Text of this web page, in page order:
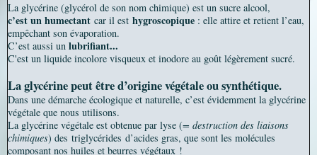
La glycérine (glycérol de son nom chimique) est un sucre alcool,
c’est un humectant car il est hygroscopique : elle attire et retient l’eau,
empêchant son évaporation.
C’est aussi un lubrifiant...
C'est un liquide incolore visqueux et inodore au goût légèrement sucré.
La glycérine peut être d’origine végétale ou synthétique.
Dans une démarche écologique et naturelle, c’est évidemment la glycérine
végétale que nous utilisons.
La glycérine végétale est obtenue par lyse (= destruction des liaisons
chimiques) des triglycérides d’acides gras, que sont les molécules
composant nos huiles et beurres végétaux !